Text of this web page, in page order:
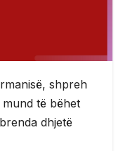
shpreh
të bëhet
dhjetë